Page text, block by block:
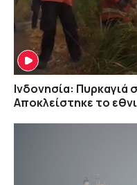
Ινδονησία:
Αποκλείστηκε το